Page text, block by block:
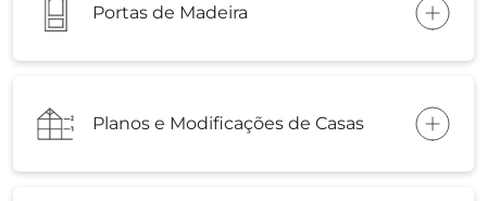
Portas de Madeira
Planos e Modificações de Casas